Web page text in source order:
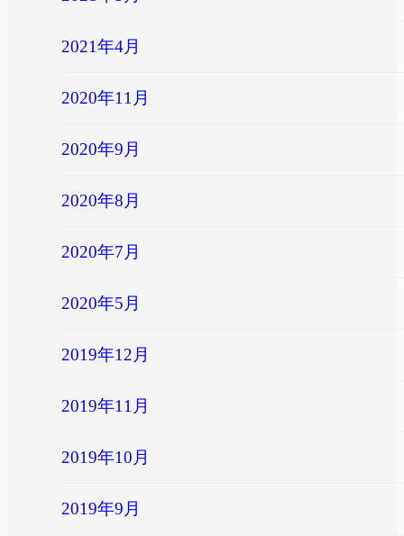
2021年4月
2020年11月
2020年9月
2020年8月
2020年7月
2020年5月
2019年12月
2019年11月
2019年10月
2019年9月